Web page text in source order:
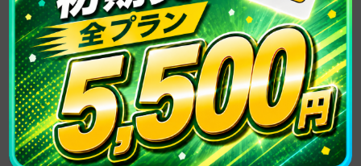
とおりになります。
• 端末を一括で購入する
• 端末を購入せずにSIMのみ契約する
• 不払い者情報の交換に参加していない審査な
しの格安SIMに申し込む
• ローンなどの完済後5年たってから申し込む